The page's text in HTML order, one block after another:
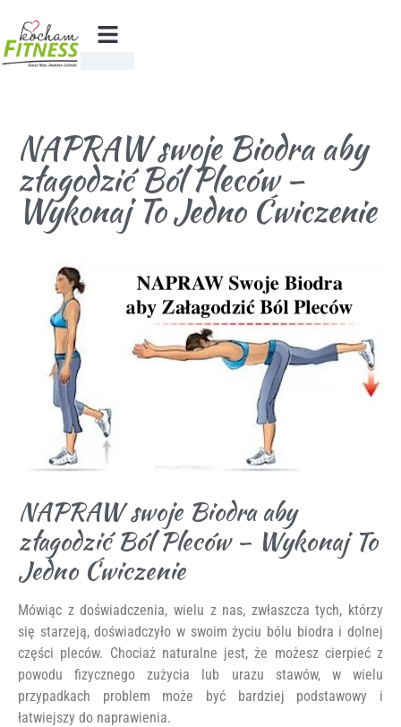
NAPRAW swoje Biodra aby
złagodzić Ból Pleców –
Wykonaj To Jedno Ćwiczenie
NAPRAW swoje Biodra aby
złagodzić Ból Pleców – Wykonaj To
Jedno Ćwiczenie
Mówiąc z doświadczenia, wielu z nas, zwłaszcza tych, którzy
się starzeją, doświadczyło w swoim życiu bólu biodra i dolnej
części pleców. Chociaż naturalne jest, że możesz cierpieć z
powodu fizycznego zużycia lub urazu stawów, w wielu
przypadkach problem może być bardziej podstawowy i
łatwiejszy do naprawienia.